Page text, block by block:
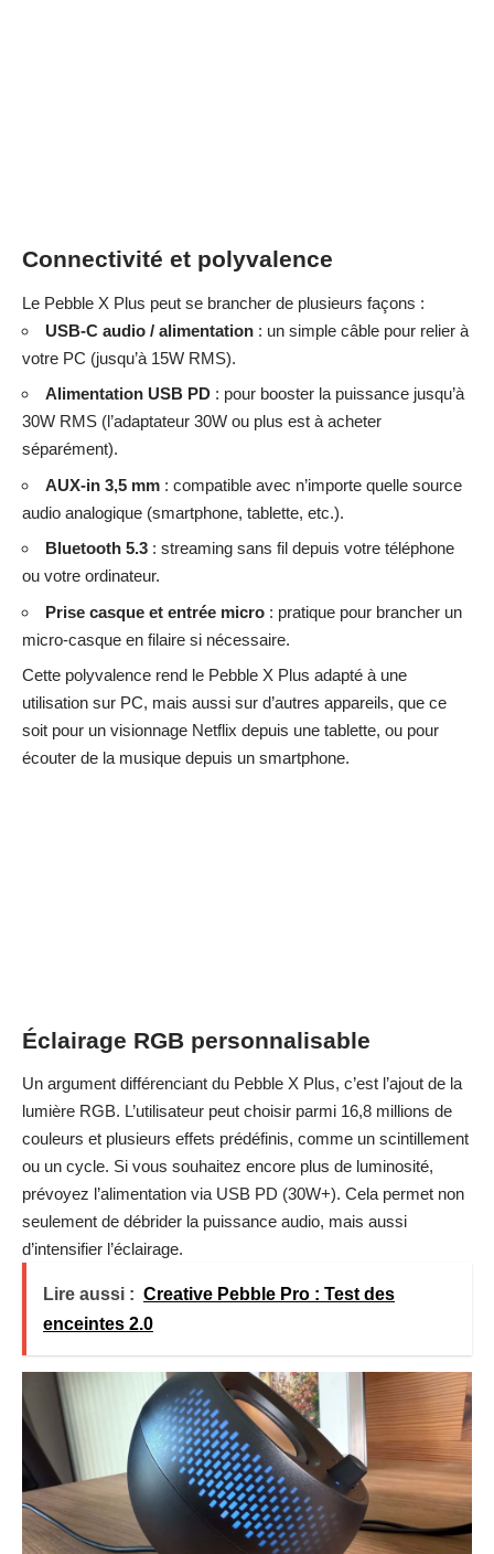
Connectivité et polyvalence
Le Pebble X Plus peut se brancher de plusieurs façons :
USB-C audio / alimentation : un simple câble pour relier à
votre PC (jusqu’à 15W RMS).
Alimentation USB PD : pour booster la puissance jusqu’à
30W RMS (l’adaptateur 30W ou plus est à acheter
séparément).
AUX-in 3,5 mm : compatible avec n’importe quelle source
audio analogique (smartphone, tablette, etc.).
Bluetooth 5.3 : streaming sans fil depuis votre téléphone
ou votre ordinateur.
Prise casque et entrée micro : pratique pour brancher un
micro-casque en filaire si nécessaire.
Cette polyvalence rend le Pebble X Plus adapté à une
utilisation sur PC, mais aussi sur d’autres appareils, que ce
soit pour un visionnage Netflix depuis une tablette, ou pour
écouter de la musique depuis un smartphone.
Éclairage RGB personnalisable
Un argument différenciant du Pebble X Plus, c’est l’ajout de la
lumière RGB. L’utilisateur peut choisir parmi 16,8 millions de
couleurs et plusieurs effets prédéfinis, comme un scintillement
ou un cycle. Si vous souhaitez encore plus de luminosité,
prévoyez l’alimentation via USB PD (30W+). Cela permet non
seulement de débrider la puissance audio, mais aussi
d’intensifier l’éclairage.
Lire aussi : Creative Pebble Pro : Test des
enceintes 2.0